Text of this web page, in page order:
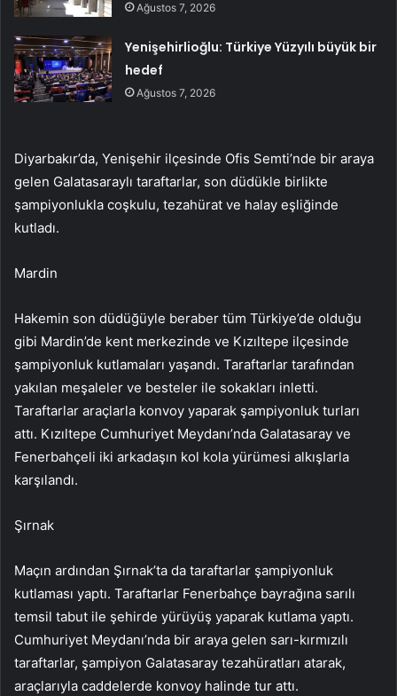
Ağustos 7, 2026
Yenişehirlioğlu: Türkiye Yüzyılı büyük bir
hedef
Ağustos 7, 2026
Diyarbakır’da, Yenişehir ilçesinde Ofis Semti’nde bir araya
gelen Galatasaraylı taraftarlar, son düdükle birlikte
şampiyonlukla coşkulu, tezahürat ve halay eşliğinde
kutladı.
Mardin
Hakemin son düdüğüyle beraber tüm Türkiye’de olduğu
gibi Mardin’de kent merkezinde ve Kızıltepe ilçesinde
şampiyonluk kutlamaları yaşandı. Taraftarlar tarafından
yakılan meşaleler ve besteler ile sokakları inletti.
Taraftarlar araçlarla konvoy yaparak şampiyonluk turları
attı. Kızıltepe Cumhuriyet Meydanı’nda Galatasaray ve
Fenerbahçeli iki arkadaşın kol kola yürümesi alkışlarla
karşılandı.
Şırnak
Maçın ardından Şırnak’ta da taraftarlar şampiyonluk
kutlaması yaptı. Taraftarlar Fenerbahçe bayrağına sarılı
temsil tabut ile şehirde yürüyüş yaparak kutlama yaptı.
Cumhuriyet Meydanı’nda bir araya gelen sarı-kırmızılı
taraftarlar, şampiyon Galatasaray tezahüratları atarak,
araçlarıyla caddelerde konvoy halinde tur attı.